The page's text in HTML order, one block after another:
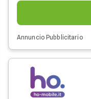
Annuncio Pubblicitario